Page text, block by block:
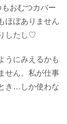
おむつカバー
ほぼありません
したし♡
うにみえるかも
せん。私が仕事
き…しか使わな